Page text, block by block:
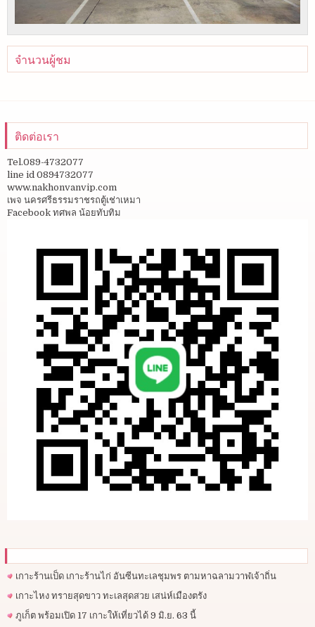
จำนวนผู้ชม
ติดต่อเรา
Tel.089-4732077
line id 0894732077
www.nakhonvanvip.com
เพจ นครศรีธรรมราชรถตู้เช่าเหมา
Facebook ทศพล น้อยทับทิม
เกาะร้านเป็ด เกาะร้านไก่ อันซีนทะเลชุมพร ตามหาฉลามวาฬเจ้าถิ่น
เกาะไหง ทรายสุดขาว ทะเลสุดสวย เสน่ห์เมืองตรัง
ภูเก็ต พร้อมเปิด 17 เกาะให้เที่ยวได้ 9 มิ.ย. 63 นี้